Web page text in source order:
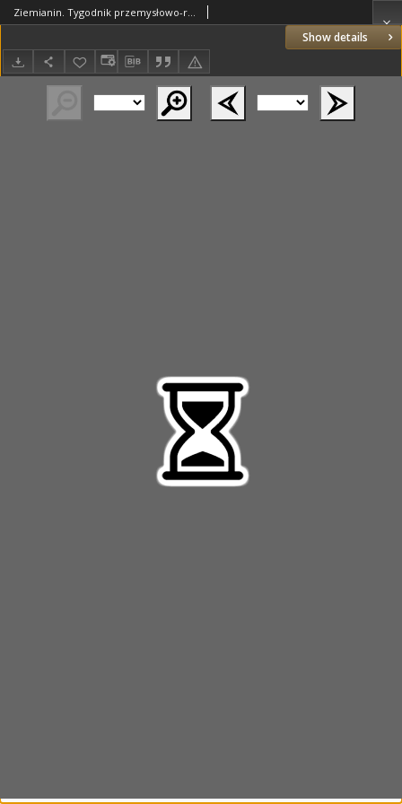
Show details
Ziemianin. Tygodnik przemysłowo-rolniczy; organ Centralnego Towarzystwa Gospodarczego w Wielkim Księstwie Poznańskim 1889.07.27 R.39 Nr30